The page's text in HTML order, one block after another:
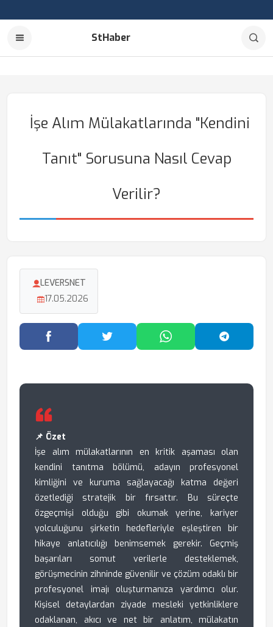
StHaber
İşe Alım Mülakatlarında "Kendini
Tanıt" Sorusuna Nasıl Cevap
Verilir?
LEVERSNET
17.05.2026
Facebook'ta PaylaşTwitter'da PaylaşWhatsApp'ta Paylaş
📌 Özet
İşe alım mülakatlarının en kritik aşaması olan
kendini tanıtma bölümü, adayın profesyonel
kimliğini ve kuruma sağlayacağı katma değeri
özetlediği stratejik bir fırsattır. Bu süreçte
özgeçmişi olduğu gibi okumak yerine, kariyer
yolculuğunu şirketin hedefleriyle eşleştiren bir
hikaye anlatıcılığı benimsemek gerekir. Geçmiş
başarıları somut verilerle desteklemek,
görüşmecinin zihninde güvenilir ve çözüm odaklı bir
profesyonel imajı oluşturmanıza yardımcı olur.
Kişisel detaylardan ziyade mesleki yetkinliklere
odaklanan, akıcı ve net bir anlatım, mülakatın